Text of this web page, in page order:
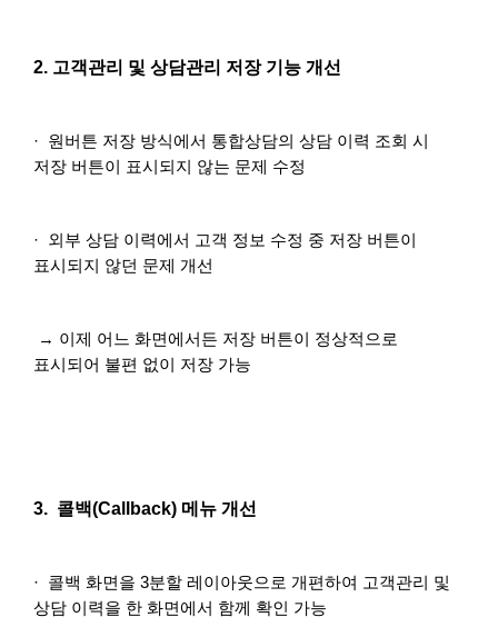
2. 고객관리 및 상담관리 저장 기능 개선
· 원버튼 저장 방식에서 통합상담의 상담 이력 조회 시
저장 버튼이 표시되지 않는 문제 수정
· 외부 상담 이력에서 고객 정보 수정 중 저장 버튼이
표시되지 않던 문제 개선
→ 이제 어느 화면에서든 저장 버튼이 정상적으로
표시되어 불편 없이 저장 가능
3. 콜백(Callback) 메뉴 개선
· 콜백 화면을 3분할 레이아웃으로 개편하여 고객관리 및
상담 이력을 한 화면에서 함께 확인 가능